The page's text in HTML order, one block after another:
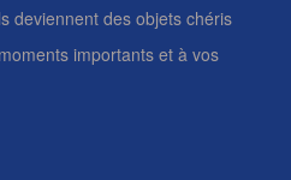
deviennent des objets chéris
importants et à vos